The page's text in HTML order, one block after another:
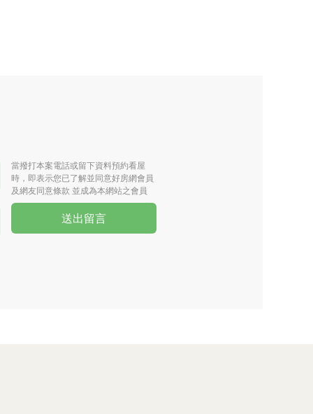
當撥打本案電話或留下資料預約看屋
時，即表示您已了解並同意好房網會員
及網友同意條款 並成為本網站之會員
送出留言